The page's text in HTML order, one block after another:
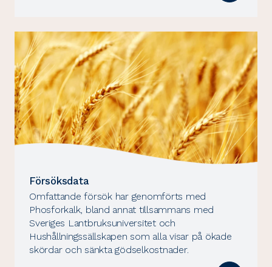
Försöksdata
Omfattande försök har genomförts med
Phosforkalk, bland annat tillsammans med
Sveriges Lantbruksuniversitet och
Hushållningssällskapen som alla visar på ökade
skördar och sänkta gödselkostnader.